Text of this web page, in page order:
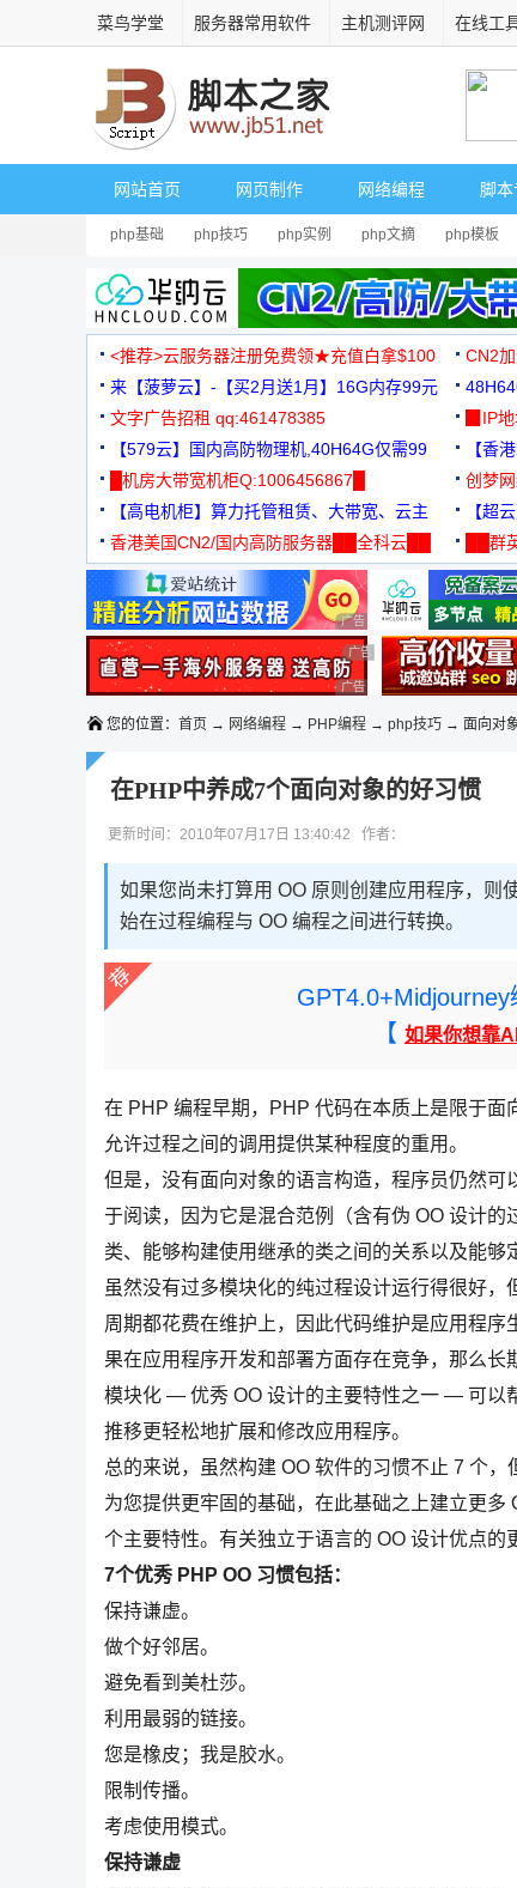
菜鸟学堂 服务器常用软件 主机测评网 在线工
网站首页 网页制作 网络编程 脚
php基础 php技巧 php实例 php文摘 php模板
<推荐>云服务器注册免费领★充值白拿$100 CN2
来【菠萝云】-【买2月送1月】16G内存99元
文字广告招租 qq:461478385
▉IP
【579云】国内高防物理机,40H64G仅需99
元
【香
█机房大带宽机柜Q:1006456867█
创梦
88元/
【高电机柜】算力托管租赁、大带宽、云主
机
【超
香港美国CN2/国内高防服务器██全科云██
██
◆◆◆
广告 商业广告，理性选择
广告 商业广告，理性选择
广告 商业广告，理性选择
您的位置： 首页 → 网络编程 → PHP编程 → php技巧 → 面向对
在PHP中养成7个面向对象的好习惯
更新时间：2010年07月17日 13:40:42 作者：
如果您尚未打算用 OO 原则创建应用程序，则
始在过程编程与 OO 编程之间进行转换。
GPT4.0+Midjourney
【 如果你想靠
在 PHP 编程早期，PHP 代码在本质上是限于
允许过程之间的调用提供某种程度的重用。
但是，没有面向对象的语言构造，程序员仍然
于阅读，因为它是混合范例（含有伪 OO 设计
类、能够构建使用继承的类之间的关系以及能
虽然没有过多模块化的纯过程设计运行得很好
周期都花费在维护上，因此代码维护是应用程
果在应用程序开发和部署方面存在竞争，那么长
模块化 — 优秀 OO 设计的主要特性之一 — 可以
推移更轻松地扩展和修改应用程序。
总的来说，虽然构建 OO 软件的习惯不止 7 个
为您提供更牢固的基础，在此基础之上建立更
个主要特性。有关独立于语言的 OO 设计优点的
7个优秀 PHP OO 习惯包括：
保持谦虚。
做个好邻居。
避免看到美杜莎。
利用最弱的链接。
您是橡皮；我是胶水。
限制传播。
考虑使用模式。
保持谦虚